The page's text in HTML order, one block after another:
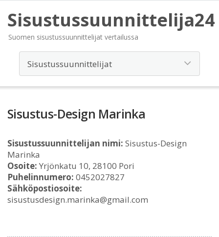
Sisustussuunnittelija24
Suomen sisustussuunnittelijat vertailussa
Sisustus-Design Marinka
Sisustussuunnittelijan nimi: Sisustus-Design
Marinka
Osoite: Yrjönkatu 10, 28100 Pori
Puhelinnumero: 0452027827
Sähköpostiosoite:
sisustusdesign.marinka@gmail.com